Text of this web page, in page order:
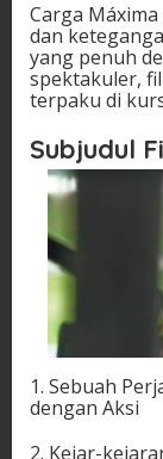
Carga
dan
yang penuh
spektakuler,
terpaku di
Subjudul
1. Sebuah
dengan Aksi
2. Kejar-